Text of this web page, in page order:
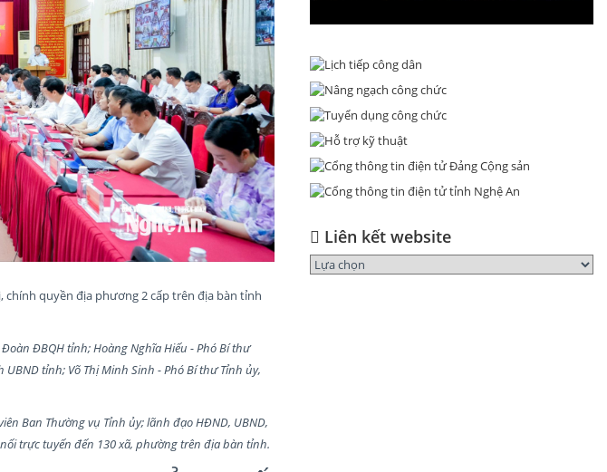
quyền địa phương 2 cấp trên địa bàn tỉnh
ĐBQH tỉnh; Hoàng Nghĩa Hiếu - Phó Bí thư
tỉnh; Võ Thị Minh Sinh - Phó Bí thư Tỉnh ủy,
Ban Thường vụ Tỉnh ủy; lãnh đạo HĐND, UBND,
trực tuyến đến 130 xã, phường trên địa bàn tỉnh.
Liên kết website